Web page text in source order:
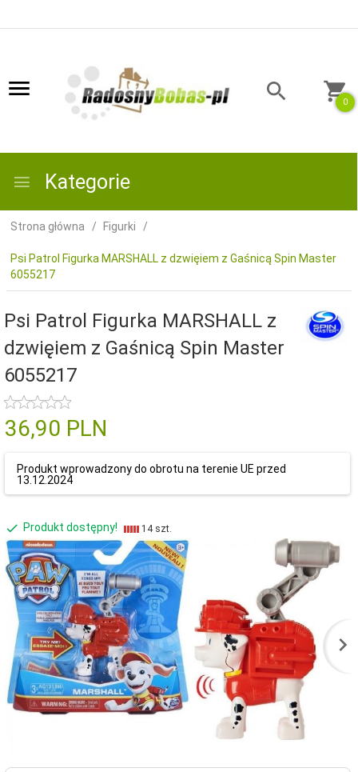
0
Kategorie
Strona główna Figurki
Psi Patrol Figurka MARSHALL z dzwięiem z Gaśnicą Spin Master
6055217
Psi Patrol Figurka MARSHALL z
dzwięiem z Gaśnicą Spin Master
6055217
36,90 PLN
Produkt wprowadzony do obrotu na terenie UE przed
13.12.2024
Produkt dostępny! 14 szt.